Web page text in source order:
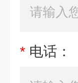
* 电话：